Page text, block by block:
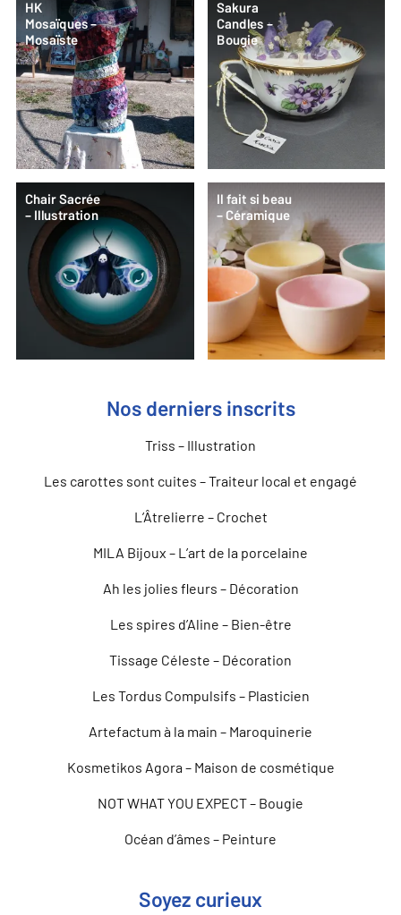
HK
Mosaïques –
Mosaïste
Sakura
Candles –
Bougie
Chair Sacrée
– Illustration
Il fait si beau
– Céramique
Nos derniers inscrits
Triss – Illustration
Les carottes sont cuites – Traiteur local et engagé
L’Âtrelierre – Crochet
MILA Bijoux – L’art de la porcelaine
Ah les jolies fleurs – Décoration
Les spires d’Aline – Bien-être
Tissage Céleste – Décoration
Les Tordus Compulsifs – Plasticien
Artefactum à la main – Maroquinerie
Kosmetikos Agora – Maison de cosmétique
NOT WHAT YOU EXPECT – Bougie
Océan d’âmes – Peinture
Soyez curieux